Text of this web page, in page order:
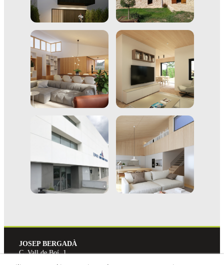
JOSEP BERGADÀ
C. Vall de Boí, 1
25199
LLEIDA